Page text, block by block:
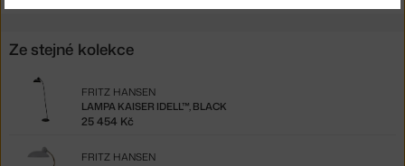
Ze stejné kolekce
LAMPA KAISER IDELL™, BLACK
FRITZ HANSEN
25 454 Kč
FRITZ HANSEN